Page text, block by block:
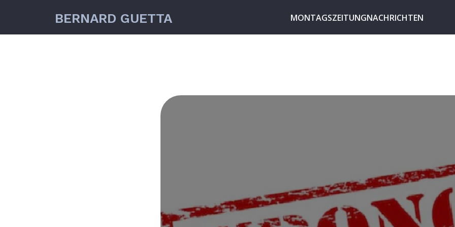
BERNARD GUETTA MONTAGSZEITUNGNACHRICHTEN